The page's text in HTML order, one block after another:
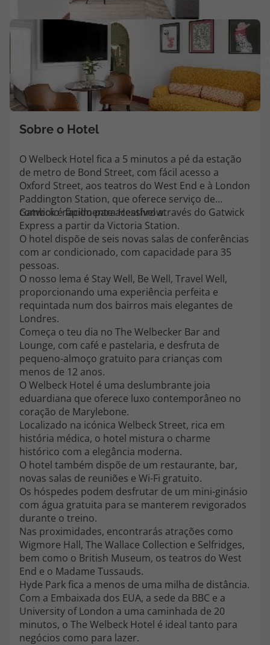
Apoio ao cliente em Portugal
218 925 471
Custo de uma chamada para a rede fixa nacional.
Apoio ao cliente no Estrangeiro
Custo de uma chamada para a rede fixa nacional.
A sua agência de viagens Top Atlântico tem a preocupação de estar
sempre mais perto de si, para maior comodidade e total facilidade
na marcação das suas viagens, tem ainda ao seu dispor o nosso call
center a funcionar todos os dias úteis das 10:00 às 20:00 e Sábado
das 10:00 às 14:00.
topatlantico@topatlantico.com
Sobre o Hotel
O Welbeck Hotel fica a 5 minutos a pé da estação
de metro de Bond Street, com fácil acesso a
Oxford Street, aos teatros do West End e à London
Paddington Station, que oferece serviço de
comboio rápido para Heathrow.
Gatwick é facilmente acessível através do Gatwick
Express a partir da Victoria Station.
O hotel dispõe de seis novas salas de conferências
com ar condicionado, com capacidade para 35
pessoas.
O nosso lema é Stay Well, Be Well, Travel Well,
proporcionando uma experiência perfeita e
requintada num dos bairros mais elegantes de
Londres.
Começa o teu dia no The Welbecker Bar and
Lounge, com café e pastelaria, e desfruta de
pequeno-almoço gratuito para crianças com
menos de 12 anos.
O Welbeck Hotel é uma deslumbrante joia
eduardiana que oferece luxo contemporâneo no
coração de Marylebone.
Localizado na icónica Welbeck Street, rica em
história médica, o hotel mistura o charme
histórico com a elegância moderna.
O hotel também dispõe de um restaurante, bar,
novas salas de reuniões e Wi-Fi gratuito.
Os hóspedes podem desfrutar de um mini-ginásio
com água gratuita para se manterem revigorados
durante o treino.
Nas proximidades, encontrarás atrações como
Wigmore Hall, The Wallace Collection e Selfridges,
bem como o British Museum, os teatros do West
End e o Madame Tussauds.
Hyde Park fica a menos de uma milha de distância.
Com a Embaixada dos EUA, a sede da BBC e a
University of London a uma caminhada de 20
minutos, o The Welbeck Hotel é ideal tanto para
negócios como para lazer.